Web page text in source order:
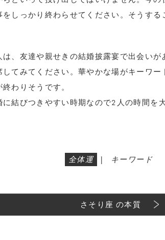
しっかり終わらせてください。そうする
、友達や親せきの結婚披露宴で出会い
してみてください。華やかな場がキーワ
わりそうです。
に結びつきやすい時期なので2人の時間を
全体運 | キーワード
さそり座 の本質